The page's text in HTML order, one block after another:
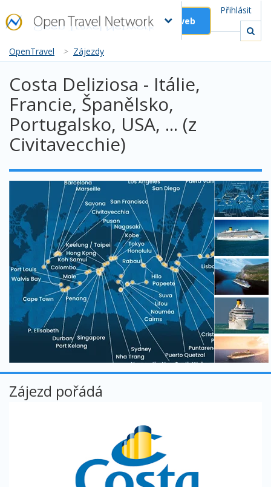
Přihlásit
Založit web
OpenTravel > Zájezdy
Costa Deliziosa - Itálie,
Francie, Španělsko,
Portugalsko, USA, ... (z
Civitavecchie)
Zájezd pořádá